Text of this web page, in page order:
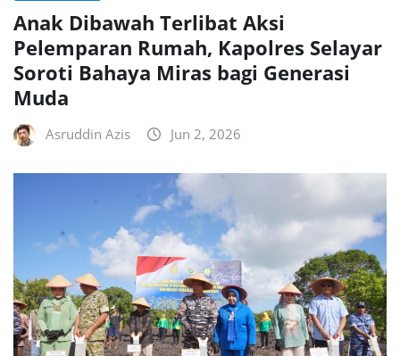
Anak Dibawah Terlibat Aksi
Pelemparan Rumah, Kapolres Selayar
Soroti Bahaya Miras bagi Generasi
Muda
Asruddin Azis Jun 2, 2026